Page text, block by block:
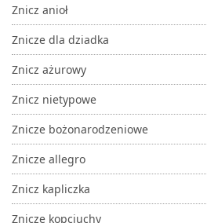
Znicz anioł
Znicze dla dziadka
Znicz ażurowy
Znicz nietypowe
Znicze bożonarodzeniowe
Znicze allegro
Znicz kapliczka
Znicze kopciuchy